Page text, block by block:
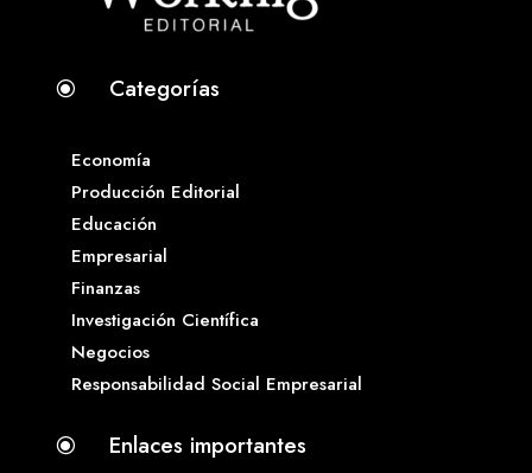
\ Categorías
Economía
Producción Editorial
Educación
Empresarial
Finanzas
Investigación Científica
Negocios
Responsabilidad Social Empresarial
\ Enlaces importantes